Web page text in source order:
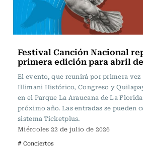
Festival Canción Nacional
primera edición para abril de
El evento, que reunirá por primera
Illimani Histórico, Congreso y
en el Parque La Araucana de La
próximo año. Las entradas se pueden
sistema Ticketplus.
Miércoles 22 de julio de 2026
# Conciertos